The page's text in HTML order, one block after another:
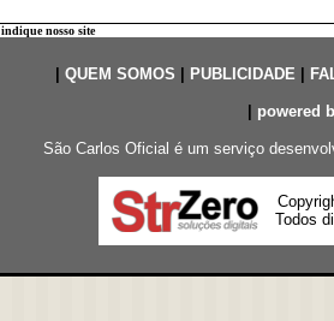
indique nosso site
QUEM SOMOS PUBLICIDADE|
powered
São Carlos Oficial é um serviço
Todos